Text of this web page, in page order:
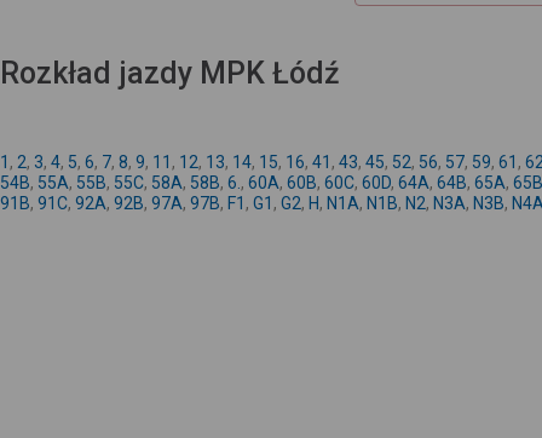
Rozkład jazdy MPK Łódź
1 , 2, 3, 4, 5, 6, 7, 8, 9, 11 , 12, 13, 14, 15, 16, 41 , 43, 45, 52, 56, 57, 59, 61 ,
54B, 55A, 55B, 55C, 58A, 58B, 6. , 60A, 60B, 60C, 60D, 64A, 64B, 65A, 65B
91B, 91C, 92A, 92B, 97A, 97B, F1 , G1 , G2, H, N1A, N1B, N2, N3A, N3B,